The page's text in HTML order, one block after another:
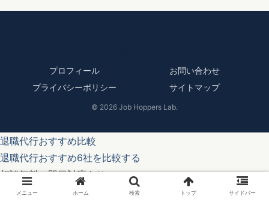
プロフィール
お問い合わせ
プライバシーポリシー
サイトマップ
© 2026 Job Hoppers Lab.
メニュー ホーム 検索 トップ サイドバー
退職代行おすすめ比較
退職代行おすすめ6社を比較する
相談無料・即日対応あり